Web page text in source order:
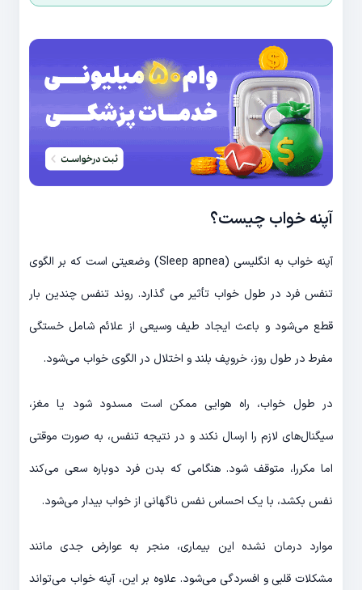
آپنه خواب چیست؟
آپنه خواب به انگلیسی (Sleep apnea) وضعیتی است که بر الگوی
تنفس فرد در طول خواب تأثیر می گذارد. روند تنفس چندین بار
قطع می‌شود و باعث ایجاد طیف وسیعی از علائم شامل خستگی
مفرط در طول روز، خروپف بلند و اختلال در الگوی خواب می‌شود.
در طول خواب، راه هوایی ممکن است مسدود شود یا مغز،
سیگنال‌های لازم را ارسال نکند و در نتیجه تنفس، به صورت موقتی
اما مکررا، متوقف شود. هنگامی که بدن فرد دوباره سعی می‌کند
نفس بکشد، با یک احساس نفس ناگهانی از خواب بیدار می‌شود.
موارد درمان نشده این بیماری، منجر به عوارض جدی مانند
مشکلات قلبی و افسردگی می‌شود. علاوه بر این، آپنه خواب می‌تواند